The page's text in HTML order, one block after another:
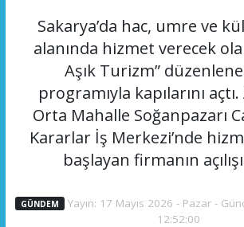
Sakarya’da hac, umre ve
alanında hizmet verecek
Aşık Turizm”
programıyla kapılarını
Orta Mahalle Soğanpazarı
Kararlar İş Merkezi’nde
başlayan firmanın
GÜNDEM Yayın: 17 Mayıs 2026 - Pazar -
12:52:00